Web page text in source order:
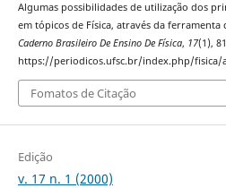
Algumas possibilidades de utilização dos
em tópicos de Física, através da
Caderno Brasileiro De Ensino De Física, 17(1),
https://periodicos.ufsc.br/index.php/fisica/
Fomatos de Citação
Edição
v. 17 n. 1 (2000)